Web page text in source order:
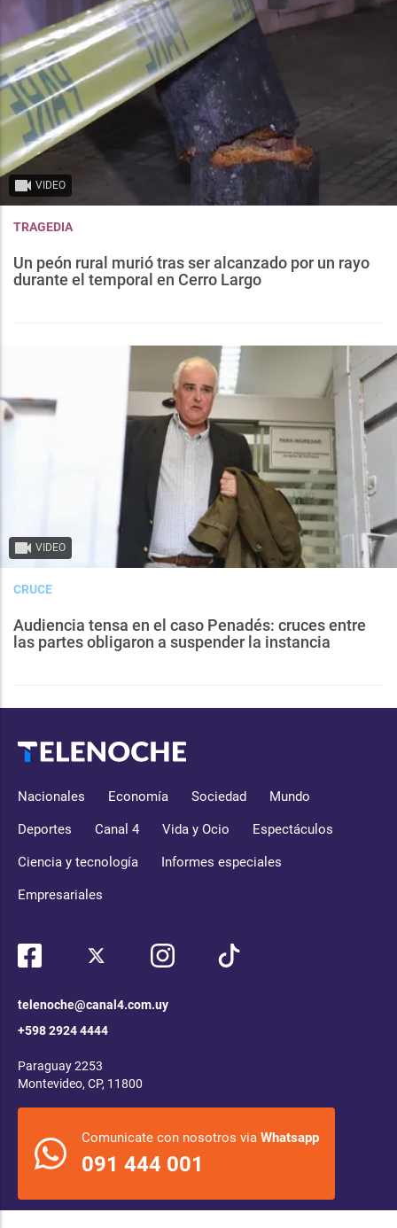
VIDEO
TRAGEDIA
Un peón rural murió tras ser alcanzado por un rayo
durante el temporal en Cerro Largo
VIDEO
CRUCE
Audiencia tensa en el caso Penadés: cruces entre
las partes obligaron a suspender la instancia
Nacionales Economía Sociedad Mundo
Deportes Canal 4 Vida y Ocio Espectáculos
Ciencia y tecnología Informes especiales
Empresariales
telenoche@canal4.com.uy
+598 2924 4444
Paraguay 2253
Montevideo, CP, 11800
Comunicate con nosotros via Whatsapp
091 444 001